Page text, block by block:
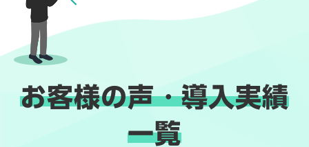
お客様の声・導入実績
一覧